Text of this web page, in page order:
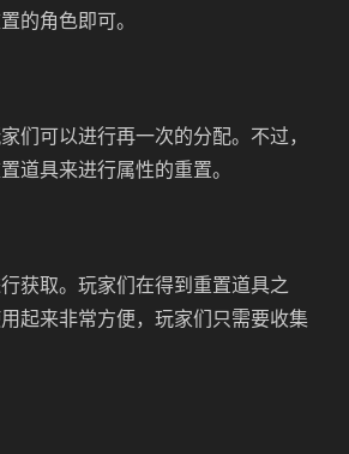
的角色即可。
们可以进行再一次的分配。不过，
道具来进行属性的重置。
获取。玩家们在得到重置道具之
起来非常方便，玩家们只需要收集